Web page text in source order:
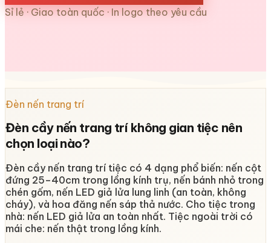
Sỉ lẻ · Giao toàn quốc · In logo theo yêu cầu
Đèn nến trang trí
Đèn cầy nến trang trí không gian tiệc nên
chọn loại nào?
Đèn cầy nến trang trí tiệc có 4 dạng phổ biến: nến cột
đứng 25–40cm trong lồng kính trụ, nến bánh nhỏ trong
chén gốm, nến LED giả lửa lung linh (an toàn, không
cháy), và hoa đăng nến sáp thả nước. Cho tiệc trong
nhà: nến LED giả lửa an toàn nhất. Tiệc ngoài trời có
mái che: nến thật trong lồng kính.